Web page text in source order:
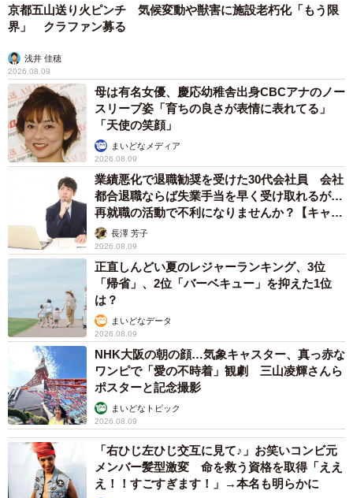
「突然のことだったので、『え？なんで？いいの？』とい
てくれてありがとうという想いがじわじわ湧いてきまし
た」
その後、距離はどんどん縮まっていき、名前を呼ぶとお返
事をしてくれるように。
「撫でてほしくて顔や体をすりつけてくるようにもなりま
した。撫でている間は常に喉を鳴らしています。膝の上で
30分ほどまったり過ごすこともあります」
京都五山送り火ピンチ 気候変動や獣害に施設老朽化「もう限
界」 クラファン募る
浅井 佳穂
2026.08.09
母は有名女優、慶応幼稚舎出身CBCアナのノー
スリーブ姿「育ちの良さが表情に表れてる」
「天使の笑顔」
まいどなメディア
2026.08.09
業績悪化で退職勧奨を受けた30代会社員 会社
都合退職ならば失業手当を早く受け取れるが…
再就職の活動で不利になりませんか？【キャリ
アカウンセラーが解説】
長澤 芳子
2026.08.09
正直しんどい夏のレジャーランキング、3位
「帰省」、2位「バーベキュー」を抑えた1位
は？
まいどなデータ
2026.08.09
NHK大阪の朝の顔…気象キャスター、真っ赤な
ワンピで「愛の不時着」観劇 三山凌輝さんら
ポスターと記念撮影
まいどなトピック
2026.08.09
「右ひじ左ひじ交互に見て♪」お笑いコンビ元
メンバー髪型激変 命を救う資格を取得「ええ
え！！すごすぎます！」→本名も明らかに